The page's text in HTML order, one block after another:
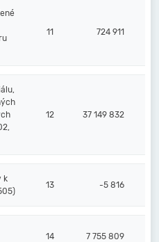
11 724 911
12 37 149 832
k
13 -5 816
14 7 755 809